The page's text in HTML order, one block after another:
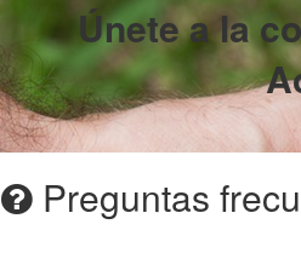
Únete a la
Preguntas